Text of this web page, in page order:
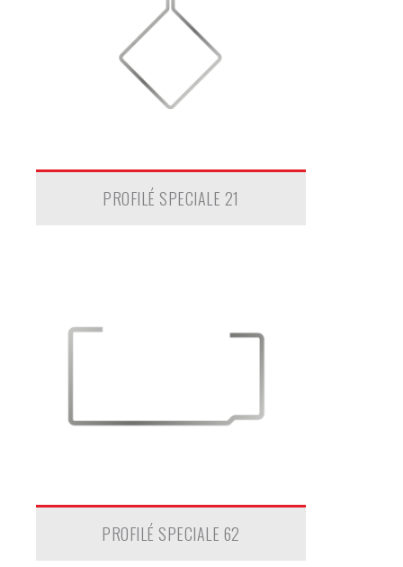
PROFILÉ SPECIALE 21
PROFILÉ SPECIALE 62